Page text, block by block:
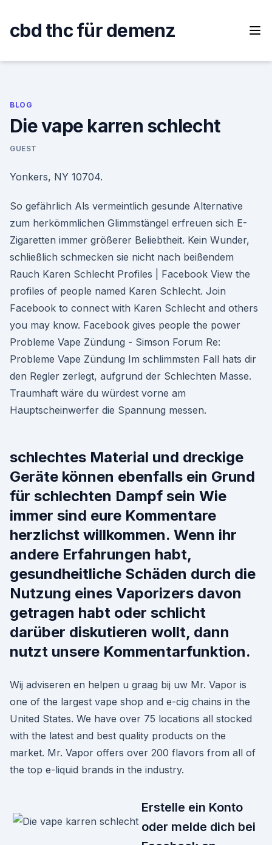
content
cbd thc für demenz
BLOG
Die vape karren schlecht
GUEST
Yonkers, NY 10704.
So gefährlich Als vermeintlich gesunde Alternative
zum herkömmlichen Glimmstängel erfreuen sich E-
Zigaretten immer größerer Beliebtheit. Kein Wunder,
schließlich schmecken sie nicht nach beißendem
Rauch Karen Schlecht Profiles | Facebook View the
profiles of people named Karen Schlecht. Join
Facebook to connect with Karen Schlecht and others
you may know. Facebook gives people the power
Probleme Vape Zündung - Simson Forum Re:
Probleme Vape Zündung Im schlimmsten Fall hats dir
den Regler zerlegt, aufgrund der Schlechten Masse.
Traumhaft wäre du würdest vorne am
Hauptscheinwerfer die Spannung messen.
schlechtes Material und dreckige
Geräte können ebenfalls ein Grund
für schlechten Dampf sein Wie
immer sind eure Kommentare
herzlichst willkommen. Wenn ihr
andere Erfahrungen habt,
gesundheitliche Schäden durch die
Nutzung eines Vaporizers davon
getragen habt oder schlicht
darüber diskutieren wollt, dann
nutzt unsere Kommentarfunktion.
Wij adviseren en helpen u graag bij uw Mr. Vapor is
one of the largest vape shop and e-cig chains in the
United States. We have over 75 locations all stocked
with the latest and best quality products on the
market. Mr. Vapor offers over 200 flavors from all of
the top e-liquid brands in the industry.
Erstelle ein Konto
oder melde dich bei